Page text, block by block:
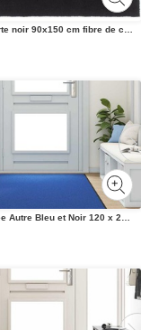
Tapis de porte noir 90x150 cm fibre de coco touffeté
Tapis dentrée Autre Bleu et Noir 120 x 250 cm Polyamide et PVC